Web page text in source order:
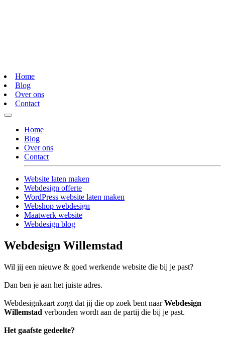
Home
Blog
Over ons
Contact
Home
Blog
Over ons
Contact
Website laten maken
Webdesign offerte
WordPress website laten maken
Webshop webdesign
Maatwerk website
Webdesign blog
Webdesign Willemstad
Wil jij een nieuwe & goed werkende website die bij je past?
Dan ben je aan het juiste adres.
Webdesignkaart zorgt dat jij die op zoek bent naarWebdesign
Willemstad verbonden wordt aan de partij die bij je past.
Het gaafste gedeelte?